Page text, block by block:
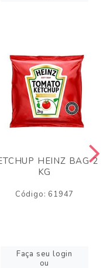
HEINZ BAG 2
KG
Código: 61947
Faça seu login
ou